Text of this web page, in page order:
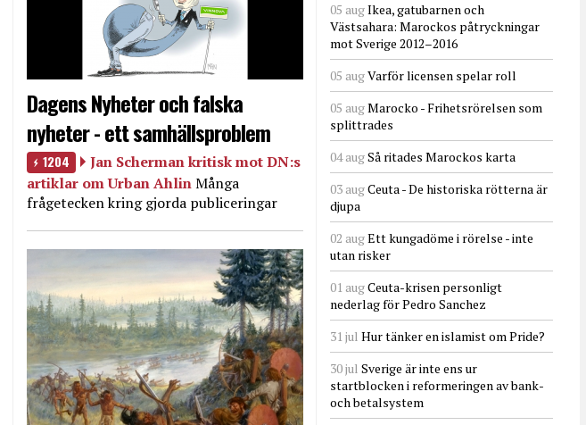
Dagens Nyheter och falska
nyheter - ett samhällsproblem
1204
Jan Scherman kritisk mot DN:s
artiklar om Urban AhlinMånga
frågetecken kring gjorda publiceringar
05 augIkea, gatubarnen och
Västsahara: Marockos påtryckningar
mot Sverige 2012–2016
05 augVarför licensen spelar roll
05 augMarocko - Frihetsrörelsen som
splittrades
04 augSå ritades Marockos karta
03 augCeuta - De historiska rötterna är
djupa
02 augEtt kungadöme i rörelse - inte
utan risker
01 augCeuta-krisen personligt
nederlag för Pedro Sanchez
31 jul Hur tänker en islamist om Pride?
30 jul Sverige är inte ens ur
startblocken i reformeringen av bank-
och betalsystem